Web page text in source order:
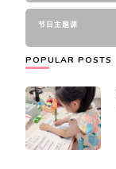
节日主题课
POPULAR POSTS